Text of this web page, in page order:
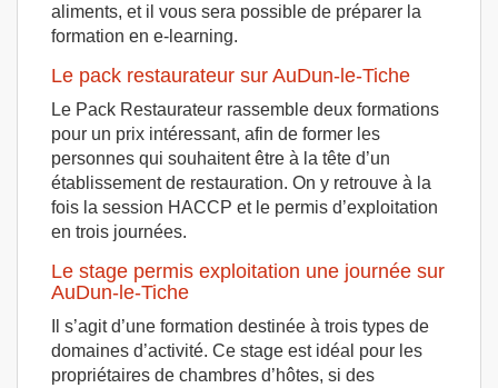
aliments, et il vous sera possible de préparer la
formation en e-learning.
Le pack restaurateur sur AuDun-le-Tiche
Le Pack Restaurateur rassemble deux formations
pour un prix intéressant, afin de former les
personnes qui souhaitent être à la tête d’un
établissement de restauration. On y retrouve à la
fois la session HACCP et le permis d’exploitation
en trois journées.
Le stage permis exploitation une journée sur
AuDun-le-Tiche
Il s’agit d’une formation destinée à trois types de
domaines d’activité. Ce stage est idéal pour les
propriétaires de chambres d’hôtes, si des